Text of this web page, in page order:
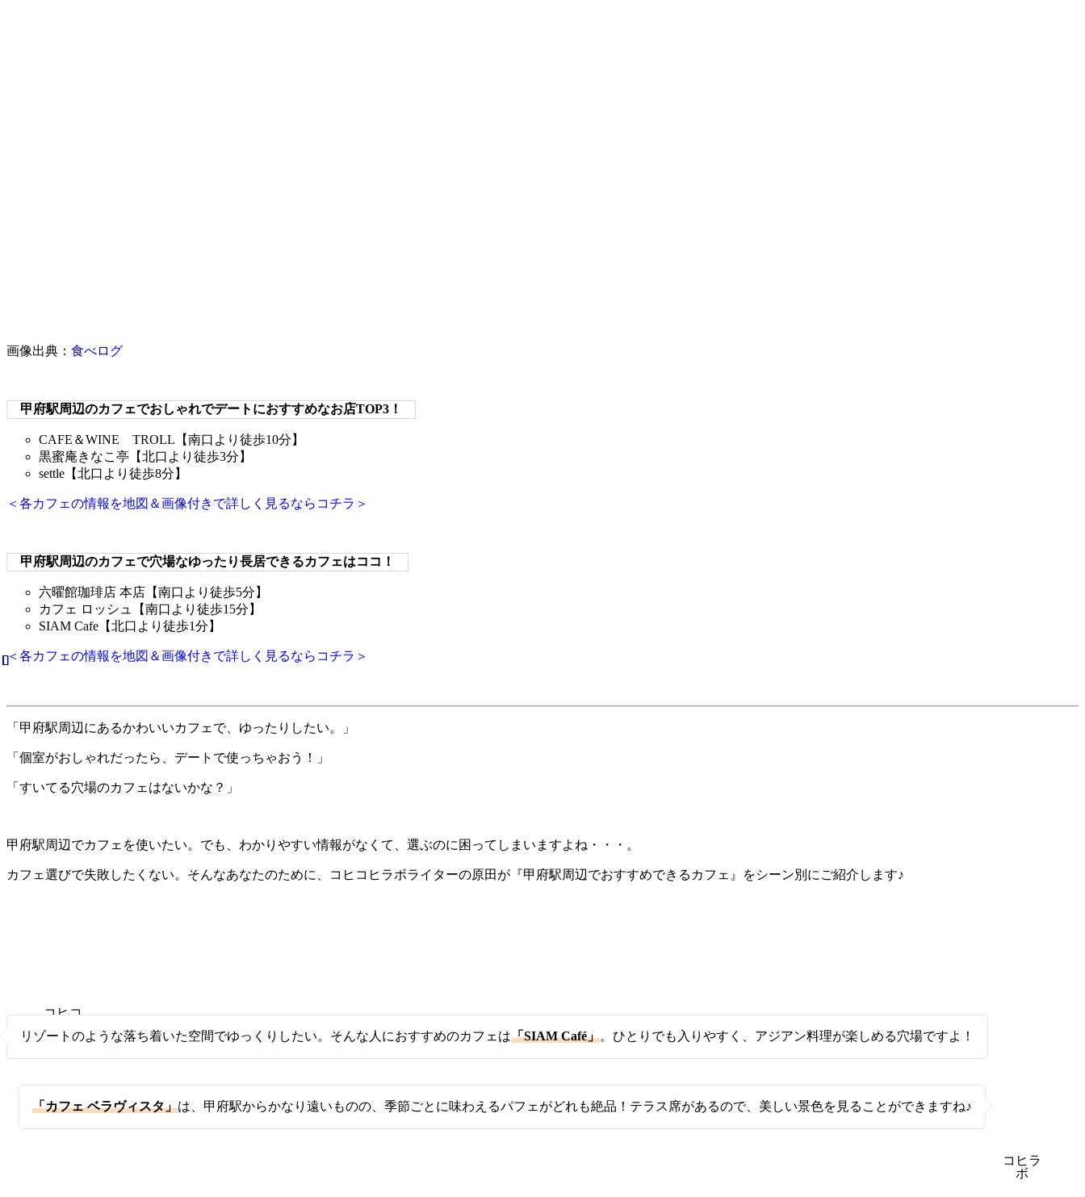
画像出典： 食べログ
甲府駅周辺のカフェでおしゃれでデートにおすすめなお店TOP3！
CAFE＆WINE TROLL【南口より徒歩10分】
黒蜜庵きなこ亭【北口より徒歩3分】
settle【北口より徒歩8分】
＜各カフェの情報を地図＆画像付きで詳しく見るならコチラ＞
甲府駅周辺のカフェで穴場なゆったり長居できるカフェはココ！
六曜館珈琲店 本店【南口より徒歩5分】
カフェ ロッシュ【南口より徒歩15分】
SIAM Cafe【北口より徒歩1分】
＜各カフェの情報を地図＆画像付きで詳しく見るならコチラ＞
「甲府駅周辺にあるかわいいカフェで、ゆったりしたい。」
「個室がおしゃれだったら、デートで使っちゃおう！」
「すいてる穴場のカフェはないかな？」
甲府駅周辺でカフェを使いたい。でも、わかりやすい情報がなくて、選ぶのに困ってしまいますよね・・・。
カフェ選びで失敗したくない。そんなあなたのために、コヒコヒラボライターの原田が『甲府駅周辺でおすすめできるカフェ』をシーン別にご紹介します♪
コヒコ
リゾートのような落ち着いた空間でゆっくりしたい。そんな人におすすめのカフェは「SIAM Café」。ひとりでも入りやすく、アジアン料理が楽しめる穴場ですよ！
コヒラ
ボ
「カフェ ベラヴィスタ」は、甲府駅からかなり遠いものの、季節ごとに味わえるパフェがどれも絶品！テラス席があるので、美しい景色を見ることができますね♪